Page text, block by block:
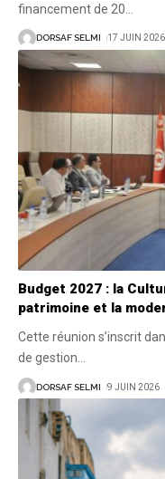
financement de 20
DORSAF SELMI 17 JUIN 2026
Budget 2027 : la
patrimoine et la
Cette réunion s’inscrit
de gestion…
DORSAF SELMI 9 JUIN 2026